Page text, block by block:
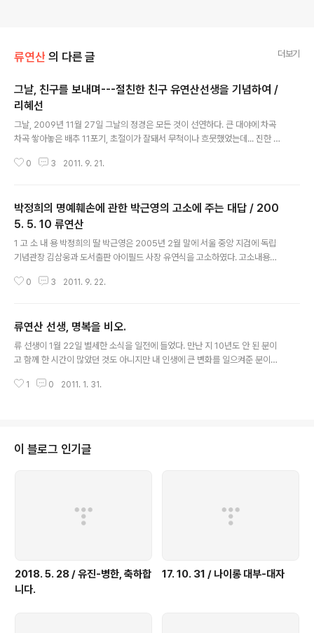
류연산 의 다른 글 더보기
그날, 친구를 보내며---절친한 친구 유연산선생을 기념하여 /
리혜선
그날, 2009년 11월 27일 그날의 정경은 모든 것이 선연하다. 큰 대야에 차곡
차곡 쌓아놓은 배추 11포기, 초절이가 잘돼서 무척이나 흐뭇했었는데... 진한 김
살이 가득한 남쪽 창가로 다가갔었는데... “그 눔, 안 좋은가봐.” 우광훈씨답지
냥 “안 좋은가봐”라는 그 말에 나는 벌써 속이 철렁했었다. “나더러 리선생을 일
러가지고 얼른 오라고 하던데...” 그리하여 나는 정신없이 병원으로 달렸다. 오
후 2시 45분... 그 얼굴이 왜 벌써 낯설어지려고 하는지. 봄볕..
0 3 2011. 9. 21.
박정희의 명예훼손에 관한 박근영의 고소에 주는 대답 / 200
5. 5. 10 류연산
1 고 소 내 용 박정희의 딸 박근영은 2005년 2월 말에 서울 중앙 지검에 독립
기념관장 김삼웅과 도서출판 아이필드 사장 유연식을 고소하였다. 고소내용은
2004년 2월 출판)에서 서술한 박정희에 대한 문장이다. 이 책에서는 박정희는
로 공부를 마친 그는 다시 특설부대의 장교로 열하성에서 중국 항일부대인 팔로
군 토벌에 참가했다고 씌어 있다. 그런데 고소자는 박정희가 문경소학교에서 교
편을 잡고 있다가 직접 시험을 쳐서 만주군관학교로 들어갔고 1944년 4월 20
0 3 2011. 9. 22.
류연산 선생, 명복을 비오.
류 선생이 1월 22일 별세한 소식을 일전에 들었다. 만난 지 10년도 안 된 분이
고 함께 한 시간이 많았던 것도 아니지만 내 인생에 큰 변화를 일으켜준 분이다.
내게 스승의 의미가 있는 분이다. 그분에 대한 생각을 앞세워 내놓기보다 그분
조선족 언론인으로 매우 특이한 식견을 가진 분이니 만나보면 내 중국행에 관해
좋은 의견을 얻을 수도 있겠다는 뜻이었다. 한 번 만나보고 마음이 바짝 끌렸다.
1 0 2011. 1. 31.
이 블로그 인기글
2018. 5. 28 / 유진-병한, 축하합
니다.
17. 10. 31 / 나이롱 대부-대자